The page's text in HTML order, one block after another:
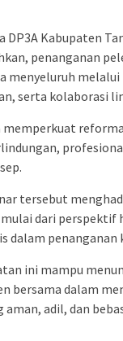
DP3A Kabupaten
penanganan
menyeluruh
serta kolaborasi
memperkuat
tersebut
dari perspektif
dalam penanganan
ini mampu
bersama dalam
adil, dan